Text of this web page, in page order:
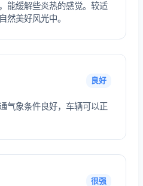
能缓解些炎热的感觉。较适
然美好风光中。
良好
气象条件良好，车辆可以正
很强